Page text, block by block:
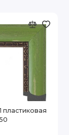
пластиковая